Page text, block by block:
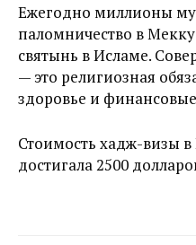
Ежегодно миллионы
паломничество в
святынь в Исламе.
— это религиозная
здоровье и
Стоимость хадж-визы в
достигала 2500